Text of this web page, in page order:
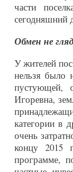
части
сегодняшний
Обмен не
У жителей
нельзя было
пустующей,
Игоревна,
категории в
очень
концу 2015
программе,